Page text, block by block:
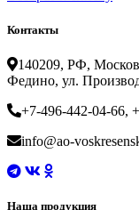
Контакты
140209, РФ,
Федино, ул.
+7-496-442-04-66,
info@ao-
Наша продукция